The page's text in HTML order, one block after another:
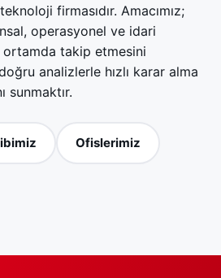
firmasıdır. Amacımız;
operasyonel ve idari
takip etmesini
analizlerle hızlı karar alma
sunmaktır.
Ofislerimiz